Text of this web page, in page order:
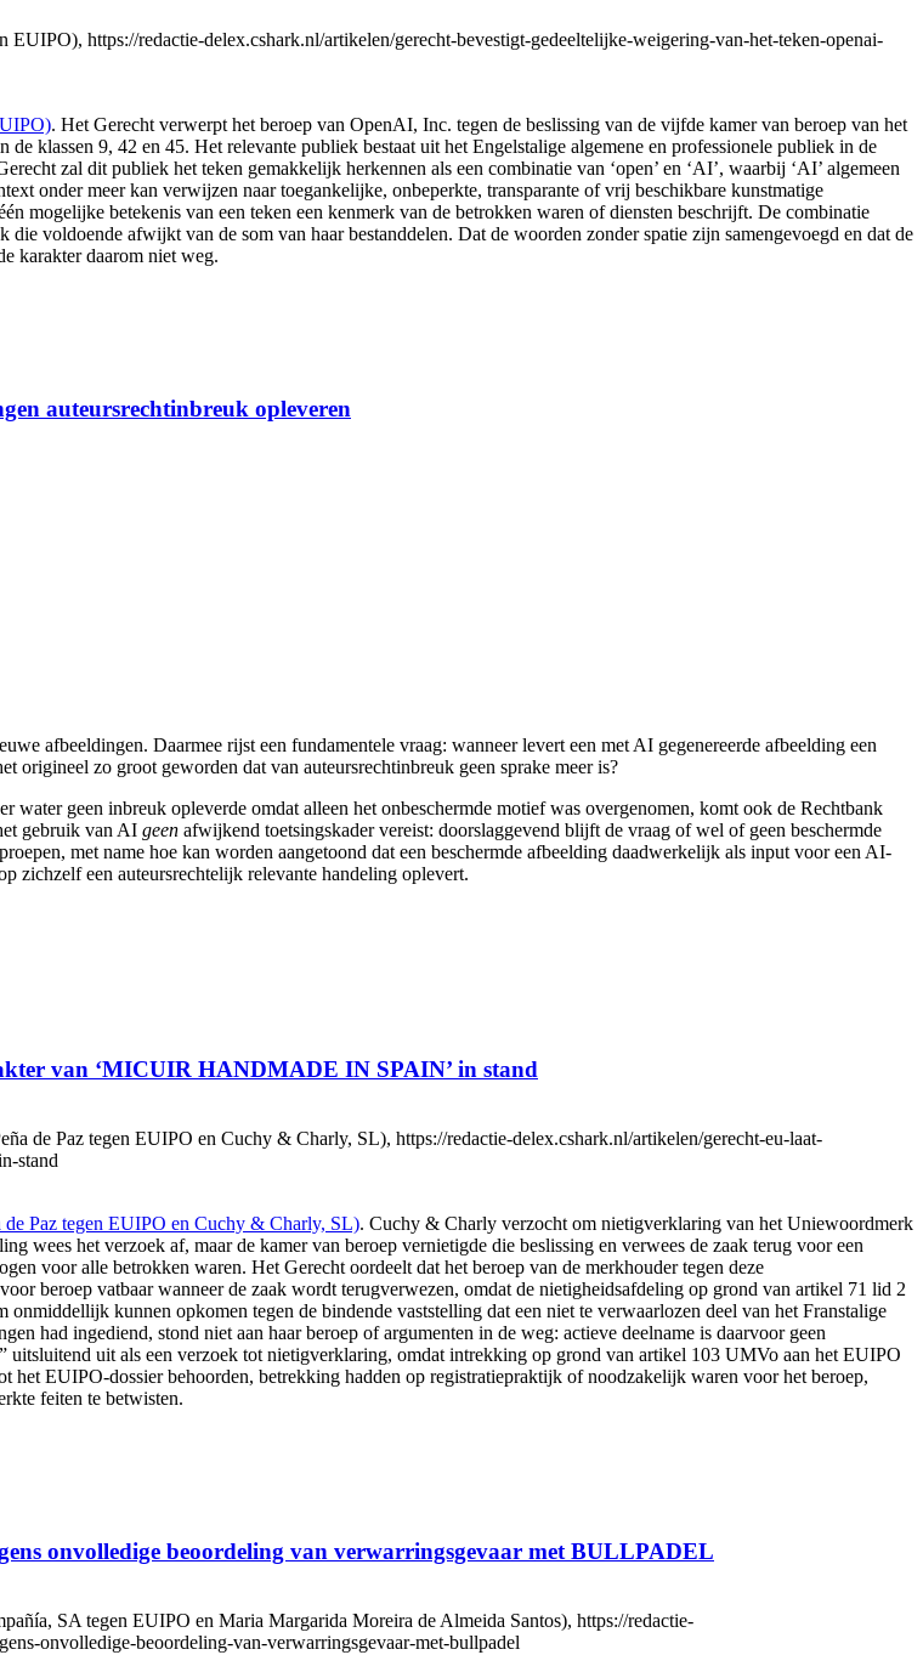
https://redactie-delex.cshark.nl/artikelen/gerecht-bevestigt-gedeeltelijke-weigering-van-het-teken-openai-
. Het Gerecht verwerpt het beroep van OpenAI, Inc. tegen de beslissing van de vijfde kamer van beroep van het
klassen 9, 42 en 45. Het relevante publiek bestaat uit het Engelstalige algemene en professionele publiek in de
zal dit publiek het teken gemakkelijk herkennen als een combinatie van ‘open’ en ‘AI’, waarbij ‘AI’ algemeen
onder meer kan verwijzen naar toegankelijke, onbeperkte, transparante of vrij beschikbare kunstmatige
mogelijke betekenis van een teken een kenmerk van de betrokken waren of diensten beschrijft. De combinatie
voldoende afwijkt van de som van haar bestanddelen. Dat de woorden zonder spatie zijn samengevoegd en dat de
karakter daarom niet weg.
auteursrechtinbreuk opleveren
afbeeldingen. Daarmee rijst een fundamentele vraag: wanneer levert een met AI gegenereerde afbeelding een
origineel zo groot geworden dat van auteursrechtinbreuk geen sprake meer is?
geen inbreuk opleverde omdat alleen het onbeschermde motief was overgenomen, komt ook de Rechtbank
gebruik van AI geen afwijkend toetsingskader vereist: doorslaggevend blijft de vraag of wel of geen beschermde
met name hoe kan worden aangetoond dat een beschermde afbeelding daadwerkelijk als input voor een AI-
zichzelf een auteursrechtelijk relevante handeling oplevert.
van ‘MICUIR HANDMADE IN SPAIN’ in stand
de Paz tegen EUIPO en Cuchy & Charly, SL), https://redactie-delex.cshark.nl/artikelen/gerecht-eu-laat-
stand
Paz tegen EUIPO en Cuchy & Charly, SL). Cuchy & Charly verzocht om nietigverklaring van het Uniewoordmerk
het verzoek af, maar de kamer van beroep vernietigde die beslissing en verwees de zaak terug voor een
voor alle betrokken waren. Het Gerecht oordeelt dat het beroep van de merkhouder tegen deze
beroep vatbaar wanneer de zaak wordt terugverwezen, omdat de nietigheidsafdeling op grond van artikel 71 lid 2
kunnen opkomen tegen de bindende vaststelling dat een niet te verwaarlozen deel van het Franstalige
had ingediend, stond niet aan haar beroep of argumenten in de weg: actieve deelname is daarvoor geen
uit als een verzoek tot nietigverklaring, omdat intrekking op grond van artikel 103 UMVo aan het EUIPO
EUIPO-dossier behoorden, betrekking hadden op registratiepraktijk of noodzakelijk waren voor het beroep,
feiten te betwisten.
onvolledige beoordeling van verwarringsgevaar met BULLPADEL
SA tegen EUIPO en Maria Margarida Moreira de Almeida Santos), https://redactie-
onvolledige-beoordeling-van-verwarringsgevaar-met-bullpadel